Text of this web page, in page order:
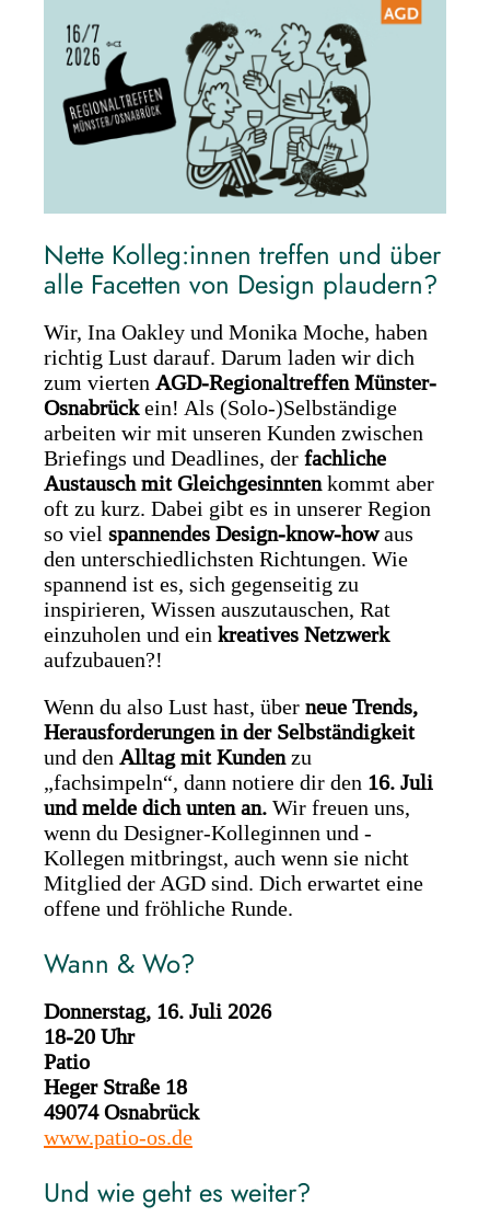
Nette Kolleg:innen treffen und über
alle Facetten von Design plaudern?
Wir, Ina Oakley und Monika Moche, haben
richtig Lust darauf. Darum laden wir dich
zum vierten AGD-Regionaltreffen Münster-
Osnabrückein! Als (Solo-)Selbständige
arbeiten wir mit unseren Kunden zwischen
Briefings und Deadlines, der fachliche
Austausch mit Gleichgesinntenkommt aber
oft zu kurz. Dabei gibt es in unserer Region
so viel spannendes Design-know-howaus
den unterschiedlichsten Richtungen. Wie
spannend ist es, sich gegenseitig zu
inspirieren, Wissen auszutauschen, Rat
einzuholen und ein kreatives Netzwerk
aufzubauen?!
Wenn du also Lust hast, über neue Trends,
Herausforderungen in der Selbständigkeit
und den Alltag mit Kundenzu
„fachsimpeln“, dann notiere dir den 16. Juli
und melde dich unten an. Wir freuen uns,
wenn du Designer-Kolleginnen und -
Kollegen mitbringst, auch wenn sie nicht
Mitglied der AGD sind. Dich erwartet eine
offene und fröhliche Runde.
Wann & Wo?
Donnerstag, 16. Juli 2026
18-20 Uhr
Patio
Heger Straße 18
49074 Osnabrück
www.patio-os.de
Und wie geht es weiter?